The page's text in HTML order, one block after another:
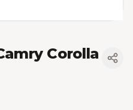
Corolla